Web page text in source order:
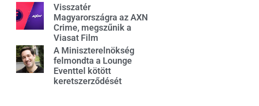
Visszatér
Magyarországra az AXN
Crime, megszűnik a
Viasat Film
A Miniszterelnökség
felmondta a Lounge
Eventtel kötött
keretszerződését